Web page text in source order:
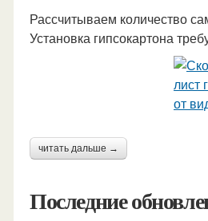
Рассчитываем количество
Установка гипсокартона
читать дальше →
Последние